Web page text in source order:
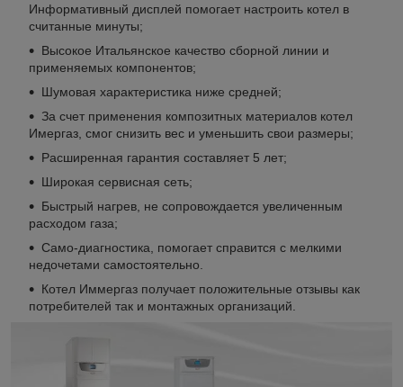
Информативный дисплей помогает настроить котел в
считанные минуты;
Высокое Итальянское качество сборной линии и
применяемых компонентов;
Шумовая характеристика ниже средней;
За счет применения композитных материалов котел
Имергаз, смог снизить вес и уменьшить свои размеры;
Расширенная гарантия составляет 5 лет;
Широкая сервисная сеть;
Быстрый нагрев, не сопровождается увеличенным
расходом газа;
Само-диагностика, помогает справится с мелкими
недочетами самостоятельно.
Котел Иммергаз получает положительные отзывы как
потребителей так и монтажных организаций.